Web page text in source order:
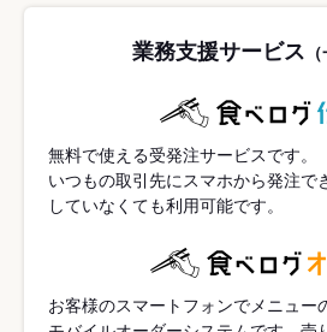
業務支援サービス
無料で使える受発注サービスです。
いつもの取引先にスマホから発注で
していなくても利用可能です。
お客様のスマートフォンでメニュー